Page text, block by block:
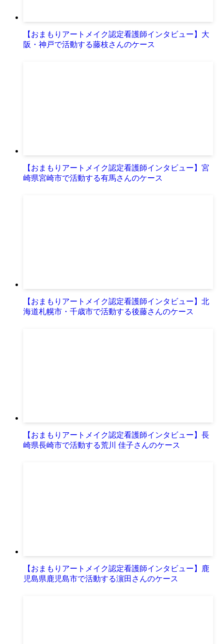
【おまもりアートメイク認定看護師インタビュー】大
阪・神戸で活動する藤枝さんのケース
【おまもりアートメイク認定看護師インタビュー】宮
崎県宮崎市で活動する有馬さんのケース
【おまもりアートメイク認定看護師インタビュー】北
海道札幌市・千歳市で活動する後藤さんのケース
【おまもりアートメイク認定看護師インタビュー】長
崎県長崎市で活動する荒川 佳子さんのケース
【おまもりアートメイク認定看護師インタビュー】鹿
児島県鹿児島市で活動する濵田さんのケース